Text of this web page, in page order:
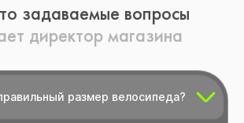
задаваемые вопросы
директор магазина
размер велосипеда?